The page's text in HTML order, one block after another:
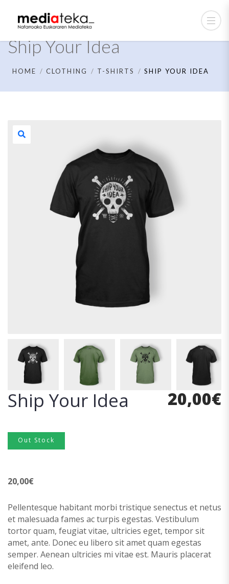
Ship Your Idea
HOME CLOTHING T-SHIRTS SHIP YOUR IDEA
Ship Your Idea
Out Stock
20,00€
20,00€
Pellentesque habitant morbi tristique senectus et netus
et malesuada fames ac turpis egestas. Vestibulum
tortor quam, feugiat vitae, ultricies eget, tempor sit
amet, ante. Donec eu libero sit amet quam egestas
semper. Aenean ultricies mi vitae est. Mauris placerat
eleifend leo.